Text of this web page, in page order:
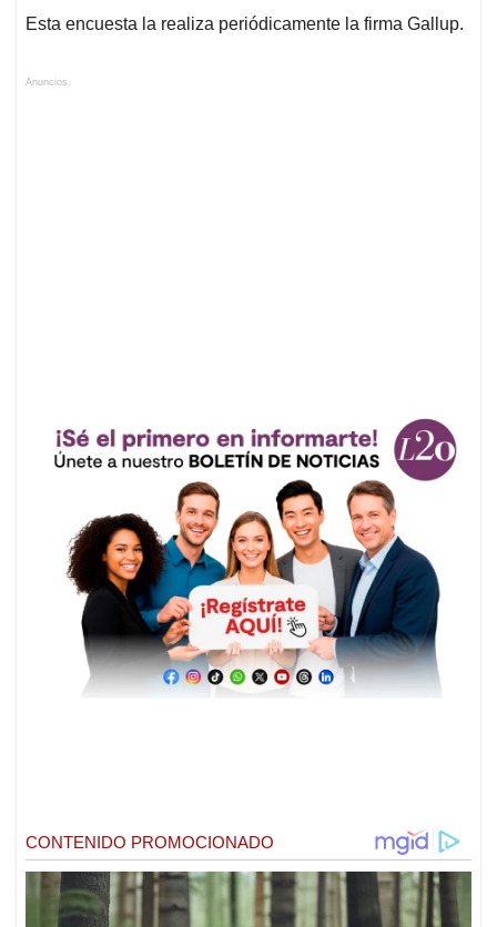
Esta encuesta la realiza periódicamente la firma Gallup.
Anuncios.